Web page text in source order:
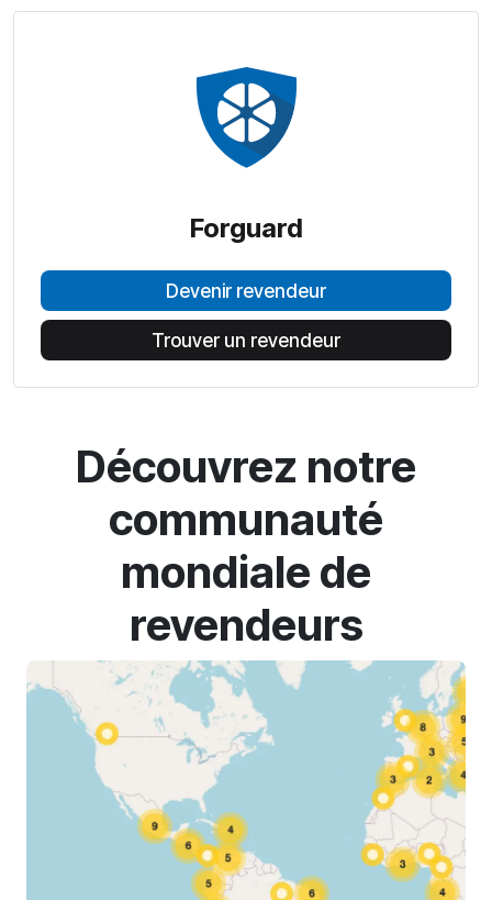
Forguard
Devenir revendeur
Trouver un revendeur
Découvrez notre
communauté
mondiale de
revendeurs